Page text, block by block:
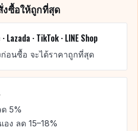
งซื้อให้ถูกที่สุด
· TikTok · LINE Shop
อนซื้อ จะได้ราคาถูกที่สุด
5%
อง ลด 15–18%